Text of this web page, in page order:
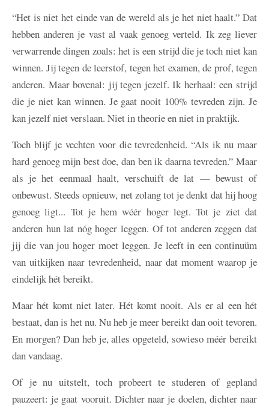
“Het is niet het einde van de wereld als je het niet haalt.” Dat
hebben anderen je vast al vaak genoeg verteld. Ik zeg liever
verwarrende dingen zoals: het is een strijd die je toch niet kan
winnen. Jij tegen de leerstof, tegen het examen, de prof, tegen
anderen. Maar bovenal: jij tegen jezelf. Ik herhaal: een strijd
die je niet kan winnen. Je gaat nooit 100% tevreden zijn. Je
kan jezelf niet verslaan. Niet in theorie en niet in praktijk.
Toch blijf je vechten voor die tevredenheid. “Als ik nu maar
hard genoeg mijn best doe, dan ben ik daarna tevreden.” Maar
als je het eenmaal haalt, verschuift de lat — bewust of
onbewust. Steeds opnieuw, net zolang tot je denkt dat hij hoog
genoeg ligt... Tot je hem wéér hoger legt. Tot je ziet dat
anderen hun lat nóg hoger leggen. Of tot anderen zeggen dat
jij die van jou hoger moet leggen. Je leeft in een continuüm
van uitkijken naar tevredenheid, naar dat moment waarop je
eindelijk hét bereikt.
Maar hét komt niet later. Hét komt nooit. Als er al een hét
bestaat, dan is het nu. Nu heb je meer bereikt dan ooit tevoren.
En morgen? Dan heb je, alles opgeteld, sowieso méér bereikt
dan vandaag.
Of je nu uitstelt, toch probeert te studeren of gepland
pauzeert: je gaat vooruit. Dichter naar je doelen, dichter naar